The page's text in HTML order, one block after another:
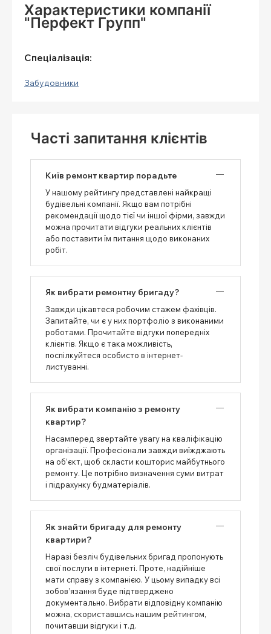
Характеристики компанії
"Перфект Групп"
Спеціалізація:
Забудовники
Часті запитання клієнтів
Київ ремонт квартир порадьте
У нашому рейтингу представлені найкращі
будівельні компанії. Якщо вам потрібні
рекомендації щодо тієї чи іншої фірми, завжди
можна прочитати відгуки реальних клієнтів
або поставити їм питання щодо виконаних
робіт.
Як вибрати ремонтну бригаду?
Завжди цікавтеся робочим стажем фахівців.
Запитайте, чи є у них портфоліо з виконаними
роботами. Прочитайте відгуки попередніх
клієнтів. Якщо є така можливість,
поспілкуйтеся особисто в інтернет-
листуванні.
Як вибрати компанію з ремонту
квартир?
Насамперед звертайте увагу на кваліфікацію
організації. Професіонали завжди виїжджають
на об’єкт, щоб скласти кошторис майбутнього
ремонту. Це потрібно визначення суми витрат
і підрахунку будматеріалів.
Як знайти бригаду для ремонту
квартири?
Наразі безліч будівельних бригад пропонують
свої послуги в інтернеті. Проте, надійніше
мати справу з компанією. У цьому випадку всі
зобов’язання буде підтверджено
документально. Вибрати відповідну компанію
можна, скориставшись нашим рейтингом,
почитавши відгуки і т.д.